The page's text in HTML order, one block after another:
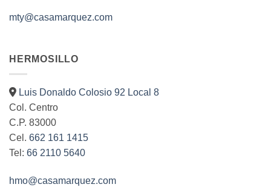
mty@casamarquez.com
HERMOSILLO
Luis Donaldo Colosio 92 Local 8
Col. Centro
C.P. 83000
Cel. 662 161 1415
Tel: 66 2110 5640
hmo@casamarquez.com